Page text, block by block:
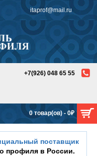
itaprof@mail.ru
0 товар(ов) - 0₽
+7(926) 048 65 55
поставщик
профиля в России.